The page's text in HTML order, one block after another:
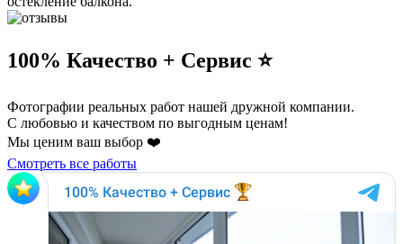
100% Качество + Сервис ⭐️
Фотографии реальных работ нашей дружной компании.
С любовью и качеством по выгодным ценам!
Мы ценим ваш выбор ❤️
Смотреть все работы